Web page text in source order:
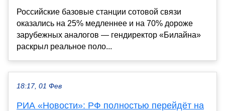
Российские базовые станции сотовой связи
оказались на 25% медленнее и на 70% дороже
зарубежных аналогов — гендиректор «Билайна»
раскрыл реальное поло...
18:17, 01 Фев
РИА «Новости»: РФ полностью перейдёт на